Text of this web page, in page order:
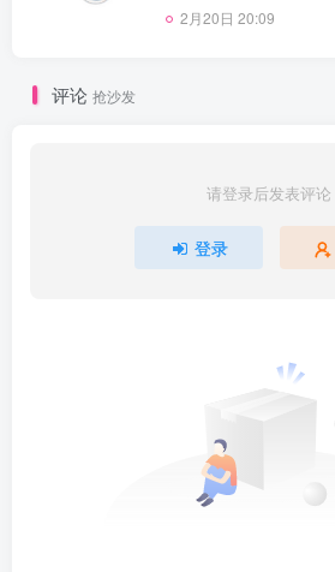
2月20日 20:09
评论 抢沙发
请登录后发表评论
登录